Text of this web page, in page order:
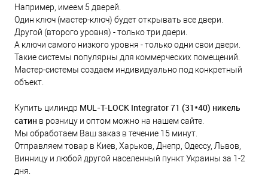
Например, имеем 5 дверей.
Один ключ (мастер-ключ) будет открывать все двери.
Другой (второго уровня) - только три двери.
А ключи самого низкого уровня - только одни свои двери.
Такие системы популярны для коммерческих помещений.
Мастер-системы создаем индивидуально под конкретный
объект.
Купить цилиндр MUL-T-LOCK Integrator 71 (31*40) никель
сатин в розницу и оптом можно на нашем сайте.
Мы обработаем Ваш заказ в течение 15 минут.
Отправляем товар в Киев, Харьков, Днепр, Одессу, Львов,
Винницу и любой другой населенный пункт Украины за 1-2
дня.